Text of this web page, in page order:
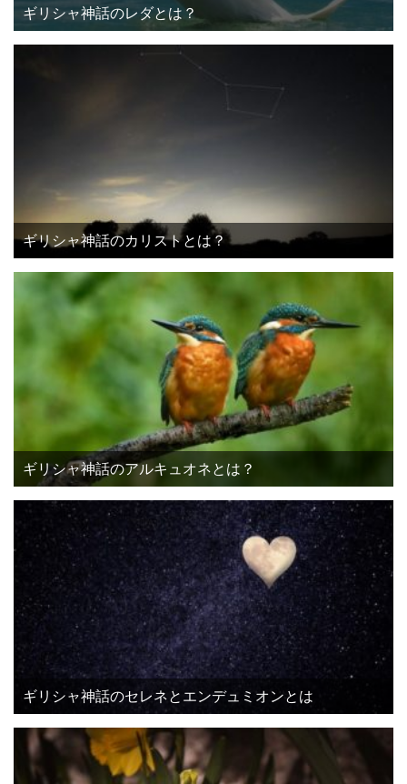
ギリシャ神話のレダとは？
ギリシャ神話のカリストとは？
ギリシャ神話のアルキュオネとは？
ギリシャ神話のセレネとエンデュミオンとは